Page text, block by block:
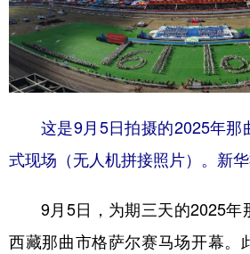
这是9月5日拍摄的2025年那
式现场（无人机拼接照片）。新
9月5日，为期三天的2025年
西藏那曲市格萨尔赛马场开幕。